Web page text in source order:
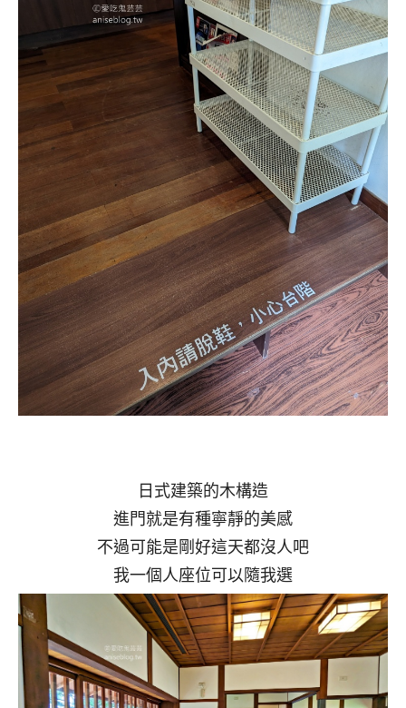
日式建築的木構造
進門就是有種寧靜的美感
不過可能是剛好這天都沒人吧
我一個人座位可以隨我選